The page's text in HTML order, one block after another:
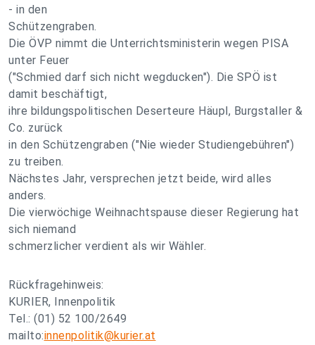
- in den
Schützengraben.
Die ÖVP nimmt die Unterrichtsministerin wegen PISA
unter Feuer
("Schmied darf sich nicht wegducken"). Die SPÖ ist
damit beschäftigt,
ihre bildungspolitischen Deserteure Häupl, Burgstaller &
Co. zurück
in den Schützengraben ("Nie wieder Studiengebühren")
zu treiben.
Nächstes Jahr, versprechen jetzt beide, wird alles
anders.
Die vierwöchige Weihnachtspause dieser Regierung hat
sich niemand
schmerzlicher verdient als wir Wähler.
Rückfragehinweis:
KURIER, Innenpolitik
Tel.: (01) 52 100/2649
mailto:innenpolitik@kurier.at